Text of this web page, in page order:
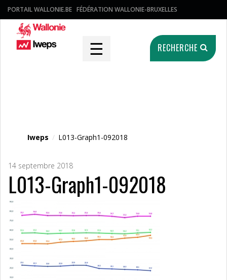
PORTAIL WALLONIE.BE FÉDÉRATION WALLONIE-BRUXELLES
☰ RECHERCHE
Iweps / L013-Graph1-092018
14 septembre 2018
L013-Graph1-092018